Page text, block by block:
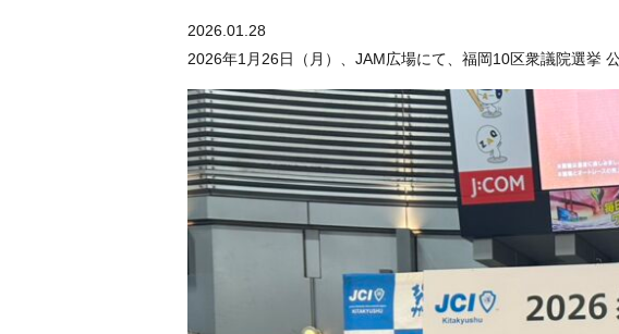
2026.01.28
2026年1月26日（月）、JAM広場にて、福岡10区衆議院選挙